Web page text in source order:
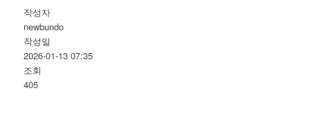
작성자
newbundo
작성일
2026-01-13 07:35
조회
405